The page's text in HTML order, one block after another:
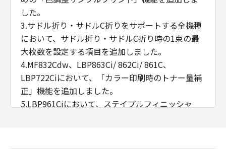
した。
3.サドル折り・サドルC折りをサポートする全機種
において、サドル折り・サドルC折り時の1束の最
大枚数を設定する項目を追加しました。
4.MF832Cdw、LBP863Ci/ 862Ci/ 861C、
LBP722Ciにおいて、「カラー印刷時のトナー量補
正」機能を追加しました。
5.LBP961Ciにおいて、ステイプルフィニッシャ